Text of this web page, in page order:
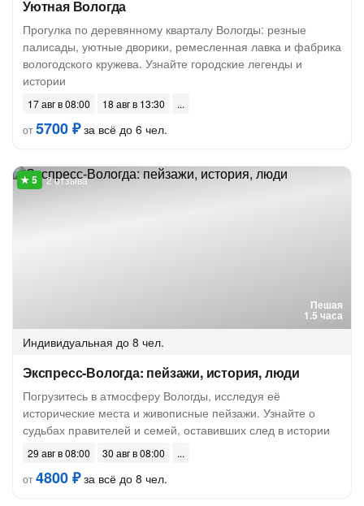
Уютная Вологда
Прогулка по деревянному кварталу Вологды: резные
палисады, уютные дворики, ремесленная лавка и фабрика
вологодского кружева. Узнайте городские легенды и
истории
17 авг в 08:00
18 авг в 13:30
от5700 ₽за всё до 6 чел.
Пешая
1.5 часа
2 отзыва
Индивидуальная до 8 чел.
Экспресс-Вологда: пейзажи, история, люди
Погрузитесь в атмосферу Вологды, исследуя её
исторические места и живописные пейзажи. Узнайте о
судьбах правителей и семей, оставивших след в истории
29 авг в 08:00
30 авг в 08:00
от4800 ₽за всё до 8 чел.